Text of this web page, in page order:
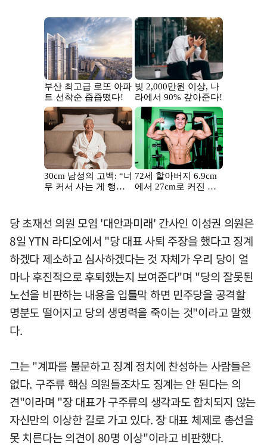
당 초재선 의원 모임 '대안과미래' 간사인 이성권 의원은
8일 YTN 라디오에서 "당 대표 사퇴 주장을 했다고 징계
하겠다 제소하고 심사하겠다는 것 자체가 우리 당이 얼
마나 후진적으로 후퇴했는지 보여준다"며 "당의 잘못된
노선을 비판하는 내용을 입틀막 하면 민주당을 공격할
명분도 떨어지고 당의 생명력을 죽이는 것"이라고 말했
다.
그는 "계파를 불문하고 징계 정치에 찬성하는 사람들은
없다. 구주류 핵심 의원들조차도 징계는 안 된다는 의
견"이라며 "장 대표가 구주류의 생각과도 합치되지 않는
자신만의 이상한 길로 가고 있다. 장 대표 체제로 총선을
못 치른다는 의견이 80명 이상"이라고 비판했다.